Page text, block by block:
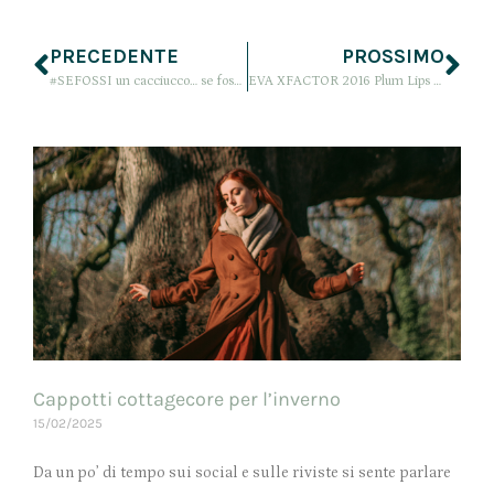
PRECEDENTE
#SEFOSSI un cacciucco… se fossi video tag con la Stefy
PROSSIMO
EVA XFACTOR 2016 Plum Lips Makeup Tutorial
Cappotti cottagecore per l’inverno
15/02/2025
Da un po’ di tempo sui social e sulle riviste si sente parlare